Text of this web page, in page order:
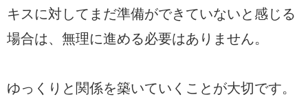
キスに対してまだ準備ができていないと感じる
場合は、無理に進める必要はありません。
ゆっくりと関係を築いていくことが大切です。